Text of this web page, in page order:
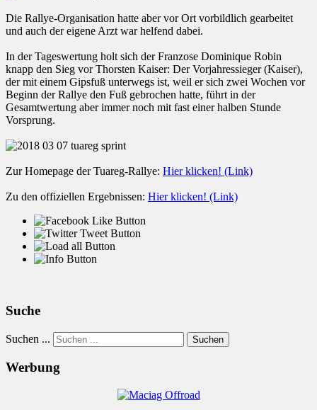
Die Rallye-Organisation hatte aber vor Ort vorbildlich gearbeitet
und auch der eigene Arzt war helfend dabei.
In der Tageswertung holt sich der Franzose Dominique Robin
knapp den Sieg vor Thorsten Kaiser: Der Vorjahressieger (Kaiser),
der mit einem Gipsfuß unterwegs ist, weil er sich zwei Wochen vor
Beginn der Rallye den Fuß gebrochen hatte, führt in der
Gesamtwertung aber immer noch mit fast einer halben Stunde
Vorsprung.
Zur Homepage der Tuareg-Rallye: Hier klicken! (Link)
Zu den offiziellen Ergebnissen: Hier klicken! (Link)
Suche
Suchen ... Suchen
Werbung